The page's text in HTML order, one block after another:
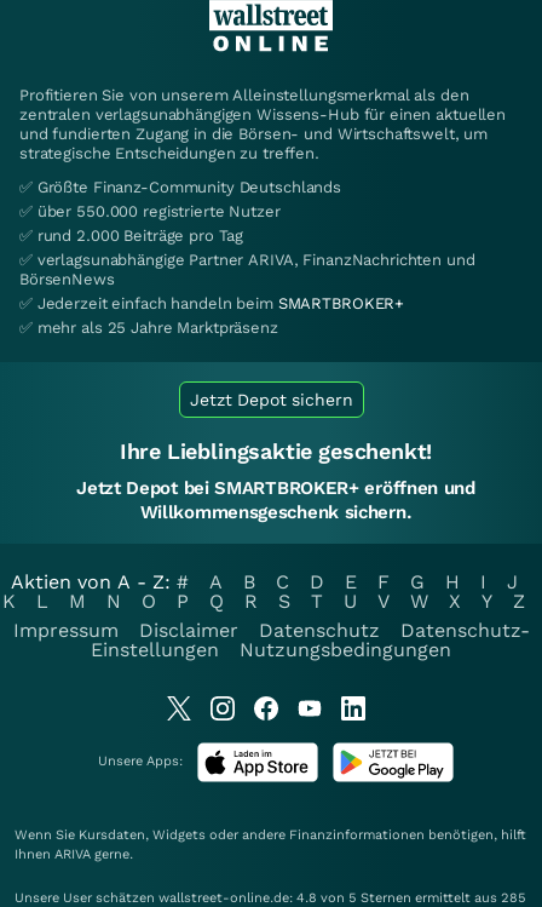
Profitieren Sie von unserem Alleinstellungsmerkmal als den
zentralen verlagsunabhängigen Wissens-Hub für einen aktuellen
und fundierten Zugang in die Börsen- und Wirtschaftswelt, um
strategische Entscheidungen zu treffen.
✅ Größte Finanz-Community Deutschlands
✅ über 550.000 registrierte Nutzer
✅ rund 2.000 Beiträge pro Tag
✅ verlagsunabhängige Partner ARIVA, FinanzNachrichten und
BörsenNews
✅ Jederzeit einfach handeln beim SMARTBROKER+
✅ mehr als 25 Jahre Marktpräsenz
Jetzt Depot sichern
Ihre Lieblingsaktie geschenkt!
Jetzt Depot bei SMARTBROKER+ eröffnen und
Willkommensgeschenk sichern.
Aktien von A - Z: # A B C D E F G H I
J
K
L M N O P Q R S T U V W X Y
Z
Impressum
Disclaimer Datenschutz
Datenschutz-
Einstellungen
Nutzungsbedingungen
Unsere Apps:
Wenn Sie Kursdaten, Widgets oder andere Finanzinformationen benötigen, hilft
Ihnen ARIVA gerne.
Unsere User schätzen wallstreet-online.de: 4.8 von 5 Sternen ermittelt aus 285